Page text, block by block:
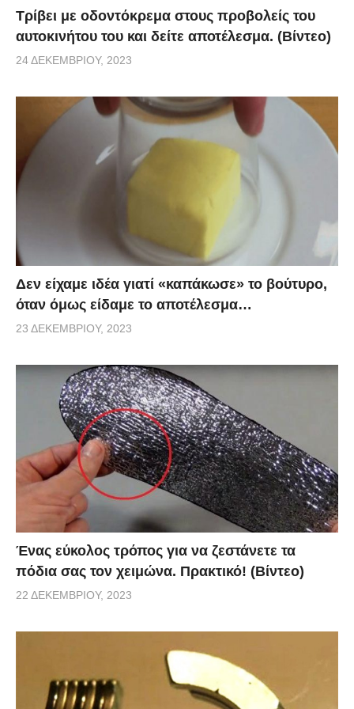
Τρίβει με οδοντόκρεμα στους προβολείς του
αυτοκινήτου του και δείτε αποτέλεσμα. (Βίντεο)
24 ΔΕΚΕΜΒΡΊΟΥ, 2023
Δεν είχαμε ιδέα γιατί «καπάκωσε» το βούτυρο,
όταν όμως είδαμε το αποτέλεσμα…
23 ΔΕΚΕΜΒΡΊΟΥ, 2023
Ένας εύκολος τρόπος για να ζεστάνετε τα
πόδια σας τον χειμώνα. Πρακτικό! (Βίντεο)
22 ΔΕΚΕΜΒΡΊΟΥ, 2023